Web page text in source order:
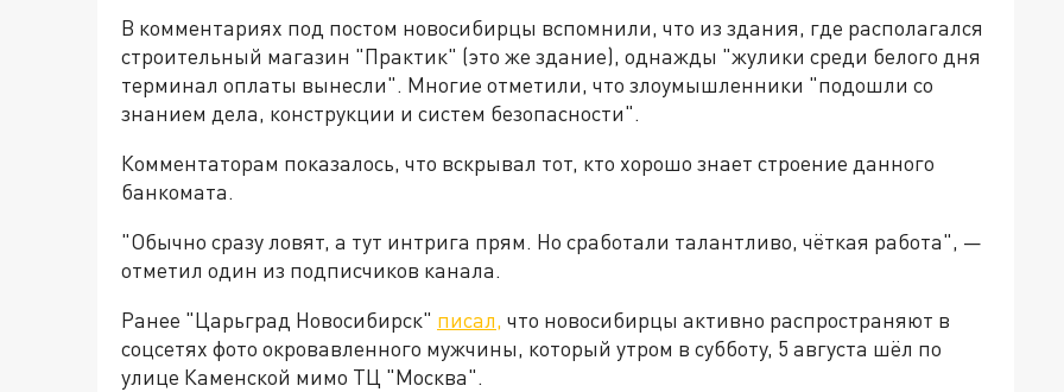
В комментариях под постом новосибирцы вспомнили, что из здания, где располагался
строительный магазин "Практик" (это же здание), однажды "жулики среди белого дня
терминал оплаты вынесли". Многие отметили, что злоумышленники "подошли со
знанием дела, конструкции и систем безопасности".
Комментаторам показалось, что вскрывал тот, кто хорошо знает строение данного
банкомата.
"Обычно сразу ловят, а тут интрига прям. Но сработали талантливо, чёткая работа", —
отметил один из подписчиков канала.
Ранее "Царьград Новосибирск" писал, что новосибирцы активно распространяют в
соцсетях фото окровавленного мужчины, который утром в субботу, 5 августа шёл по
улице Каменской мимо ТЦ "Москва".